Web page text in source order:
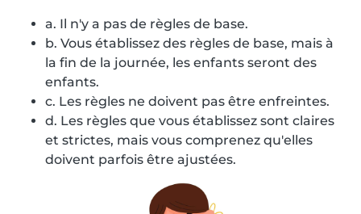
a. Il n'y a pas de règles de base.
b. Vous établissez des règles de base, mais à
la fin de la journée, les enfants seront des
enfants.
c. Les règles ne doivent pas être enfreintes.
d. Les règles que vous établissez sont claires
et strictes, mais vous comprenez qu'elles
doivent parfois être ajustées.